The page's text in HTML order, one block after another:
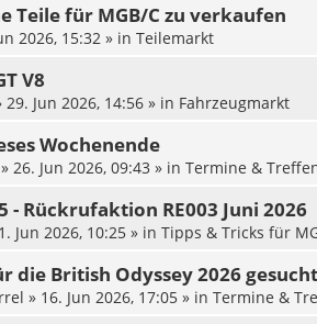
Teile für MGB/C zu verkaufen
2026, 15:32 » in Teilemarkt
V8
29. Jun 2026, 14:56 » in Fahrzeugmarkt
Wochenende
» 26. Jun 2026, 09:43 » in Termine &
- Rückrufaktion RE003 Juni 2026
Jun 2026, 10:25 » in Tipps & Tricks für
die British Odyssey 2026 gesucht
» 16. Jun 2026, 17:05 » in Termine &